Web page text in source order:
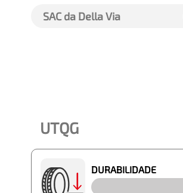
SAC da Della Via
UTQG
DURABILIDADE